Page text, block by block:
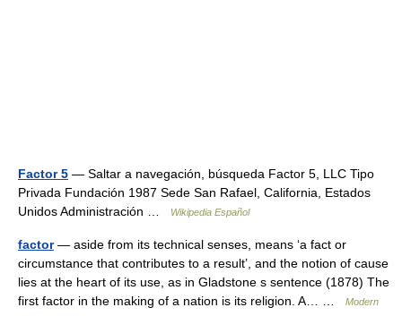
Factor 5 — Saltar a navegación, búsqueda Factor 5, LLC Tipo
Privada Fundación 1987 Sede San Rafael, California, Estados
Unidos Administración …
Wikipedia Español
factor— aside from its technical senses, means ‘a fact or
circumstance that contributes to a result’, and the notion of cause
lies at the heart of its use, as in Gladstone s sentence (1878) The
first factor in the making of a nation is its religion. A… …
Modern